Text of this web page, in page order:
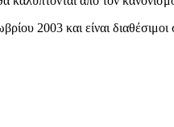
2003 και είναι